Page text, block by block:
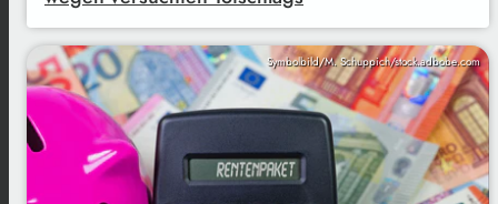
Symbolbild/M. Schuppich/stock.adbobe.com